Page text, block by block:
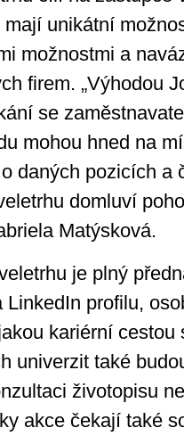
unikátní
možnostmi a
firem. „Výhodou
se
mohou hned na
daných pozicích a
domluví
Matýsková.
je plný
LinkedIn profilu,
kariérní cestou
univerzit také
životopisu
akce čekají také